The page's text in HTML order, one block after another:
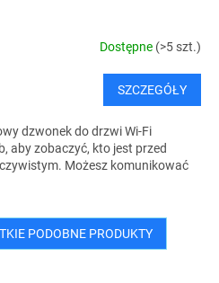
Dostępne (>5 szt.)
SZCZEGÓŁY
dzwonek do drzwi Wi-Fi
aby zobaczyć, kto jest przed
Możesz komunikować
PODOBNE PRODUKTY